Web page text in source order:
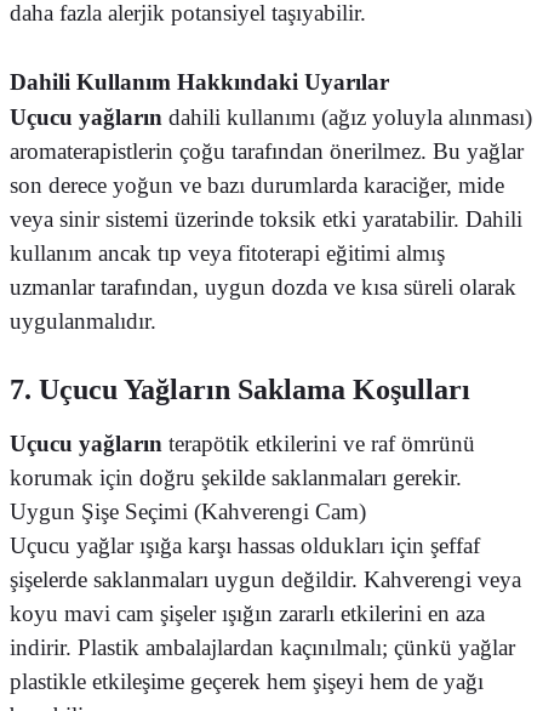
daha fazla alerjik potansiyel taşıyabilir.
Dahili Kullanım Hakkındaki Uyarılar
Uçucu yağların dahili kullanımı (ağız yoluyla alınması)
aromaterapistlerin çoğu tarafından önerilmez. Bu yağlar
son derece yoğun ve bazı durumlarda karaciğer, mide
veya sinir sistemi üzerinde toksik etki yaratabilir. Dahili
kullanım ancak tıp veya fitoterapi eğitimi almış
uzmanlar tarafından, uygun dozda ve kısa süreli olarak
uygulanmalıdır.
7. Uçucu Yağların Saklama Koşulları
Uçucu yağların terapötik etkilerini ve raf ömrünü
korumak için doğru şekilde saklanmaları gerekir.
Uygun Şişe Seçimi (Kahverengi Cam)
Uçucu yağlar ışığa karşı hassas oldukları için şeffaf
şişelerde saklanmaları uygun değildir. Kahverengi veya
koyu mavi cam şişeler ışığın zararlı etkilerini en aza
indirir. Plastik ambalajlardan kaçınılmalı; çünkü yağlar
plastikle etkileşime geçerek hem şişeyi hem de yağı